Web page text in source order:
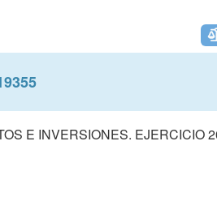
E INVERSIONES. EJERCICIO